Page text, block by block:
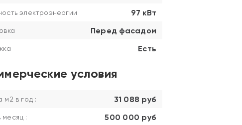
электроэнергии 97 кВт
Перед фасадом
Есть
условия
м2 в год : 31 088 руб
: 500 000 руб